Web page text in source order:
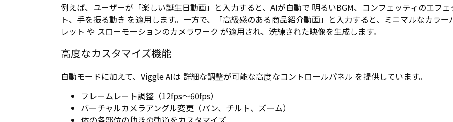
例えば、ユーザーが「楽しい誕生日動画」と入力すると、AIが自動で 明るいBGM、コンフェッティのエフェ
ト、手を振る動き を適用します。一方で、「高級感のある商品紹介動画」と入力すると、ミニマルなカラー
レット や スローモーションのカメラワーク が適用され、洗練された映像を生成します。
高度なカスタマイズ機能
自動モードに加えて、Viggle AIは 詳細な調整が可能な高度なコントロールパネル を提供しています。
フレームレート調整（12fps～60fps）
バーチャルカメラアングル変更（パン、チルト、ズーム）